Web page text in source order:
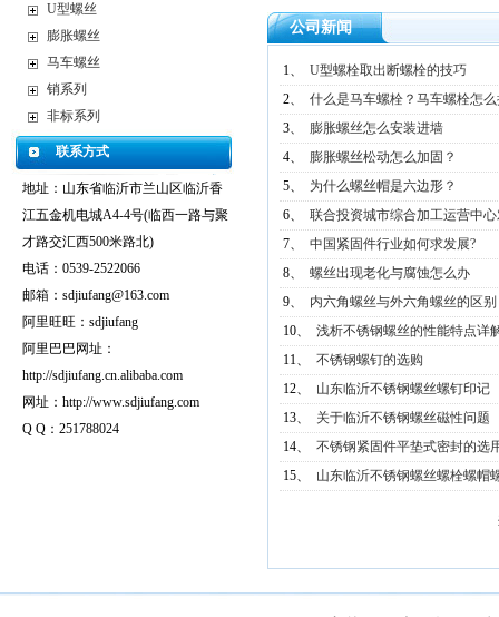
U型螺丝
膨胀螺丝
马车螺丝
销系列
非标系列
联系方式
地址：山东省临沂市兰山区临沂香
江五金机电城A4-4号(临西一路与聚
才路交汇西500米路北)
电话：0539-2522066
邮箱：sdjiufang@163.com
阿里旺旺：sdjiufang
阿里巴巴网址：
http://sdjiufang.cn.alibaba.com
网址：http://www.sdjiufang.com
Q Q：251788024
公司新闻
1、 U型螺栓取出断螺栓的技巧
2、 什么是马车螺栓？马车螺栓怎
3、 膨胀螺丝怎么安装进墙
4、 膨胀螺丝松动怎么加固？
5、 为什么螺丝帽是六边形？
6、 联合投资城市综合加工运营中
7、 中国紧固件行业如何求发展?
8、 螺丝出现老化与腐蚀怎么办
9、 内六角螺丝与外六角螺丝的区别
10、 浅析不锈钢螺丝的性能特点详
11、 不锈钢螺钉的选购
12、 山东临沂不锈钢螺丝螺钉印记
13、 关于临沂不锈钢螺丝磁性问题
14、 不锈钢紧固件平垫式密封的选
15、 山东临沂不锈钢螺丝螺栓螺帽